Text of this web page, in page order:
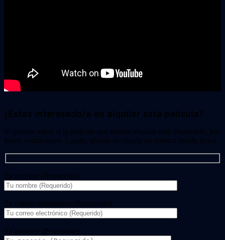
¿Estas interesado/a en alquilar esta película?
Si quieres saber si la película que deseas alquilar está disponible, por
favor, contáctanos. Luego, podrás recogerla en nuestra tienda física.
Tu nombre (Requerido)
Tu correo electrónico (Requerido)
Tu mensaje (Necesario)